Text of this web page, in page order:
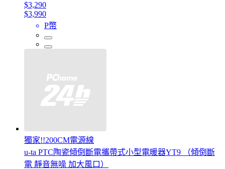
$3,290
$3,990
P幣
獨家!!200CM電源線
u-ta PTC陶瓷傾倒斷電攜帶式小型電暖器YT9 （傾倒斷
電 靜音無噪 加大風口）